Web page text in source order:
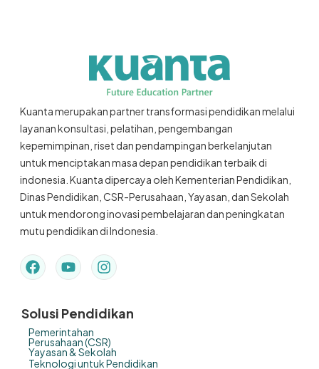
Kuanta merupakan partner transformasi pendidikan melalui
layanan konsultasi, pelatihan, pengembangan
kepemimpinan, riset dan pendampingan berkelanjutan
untuk menciptakan masa depan pendidikan terbaik di
indonesia. Kuanta dipercaya oleh Kementerian Pendidikan,
Dinas Pendidikan, CSR-Perusahaan, Yayasan, dan Sekolah
untuk mendorong inovasi pembelajaran dan peningkatan
mutu pendidikan di Indonesia.
Solusi Pendidikan
Pemerintahan
Perusahaan (CSR)
Yayasan & Sekolah
Teknologi untuk Pendidikan